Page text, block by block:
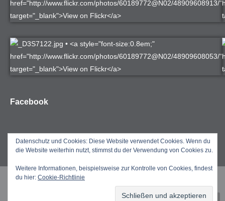
Facebook
Copyright by Jörg Kretzschmar 2025
Datenschutz und Cookies: Diese Website verwendet Cookies. Wenn du
die Website weiterhin nutzt, stimmst du der Verwendung von Cookies zu.
Weitere Informationen, beispielsweise zur Kontrolle von Cookies, findest
du hier: Cookie-Richtlinie